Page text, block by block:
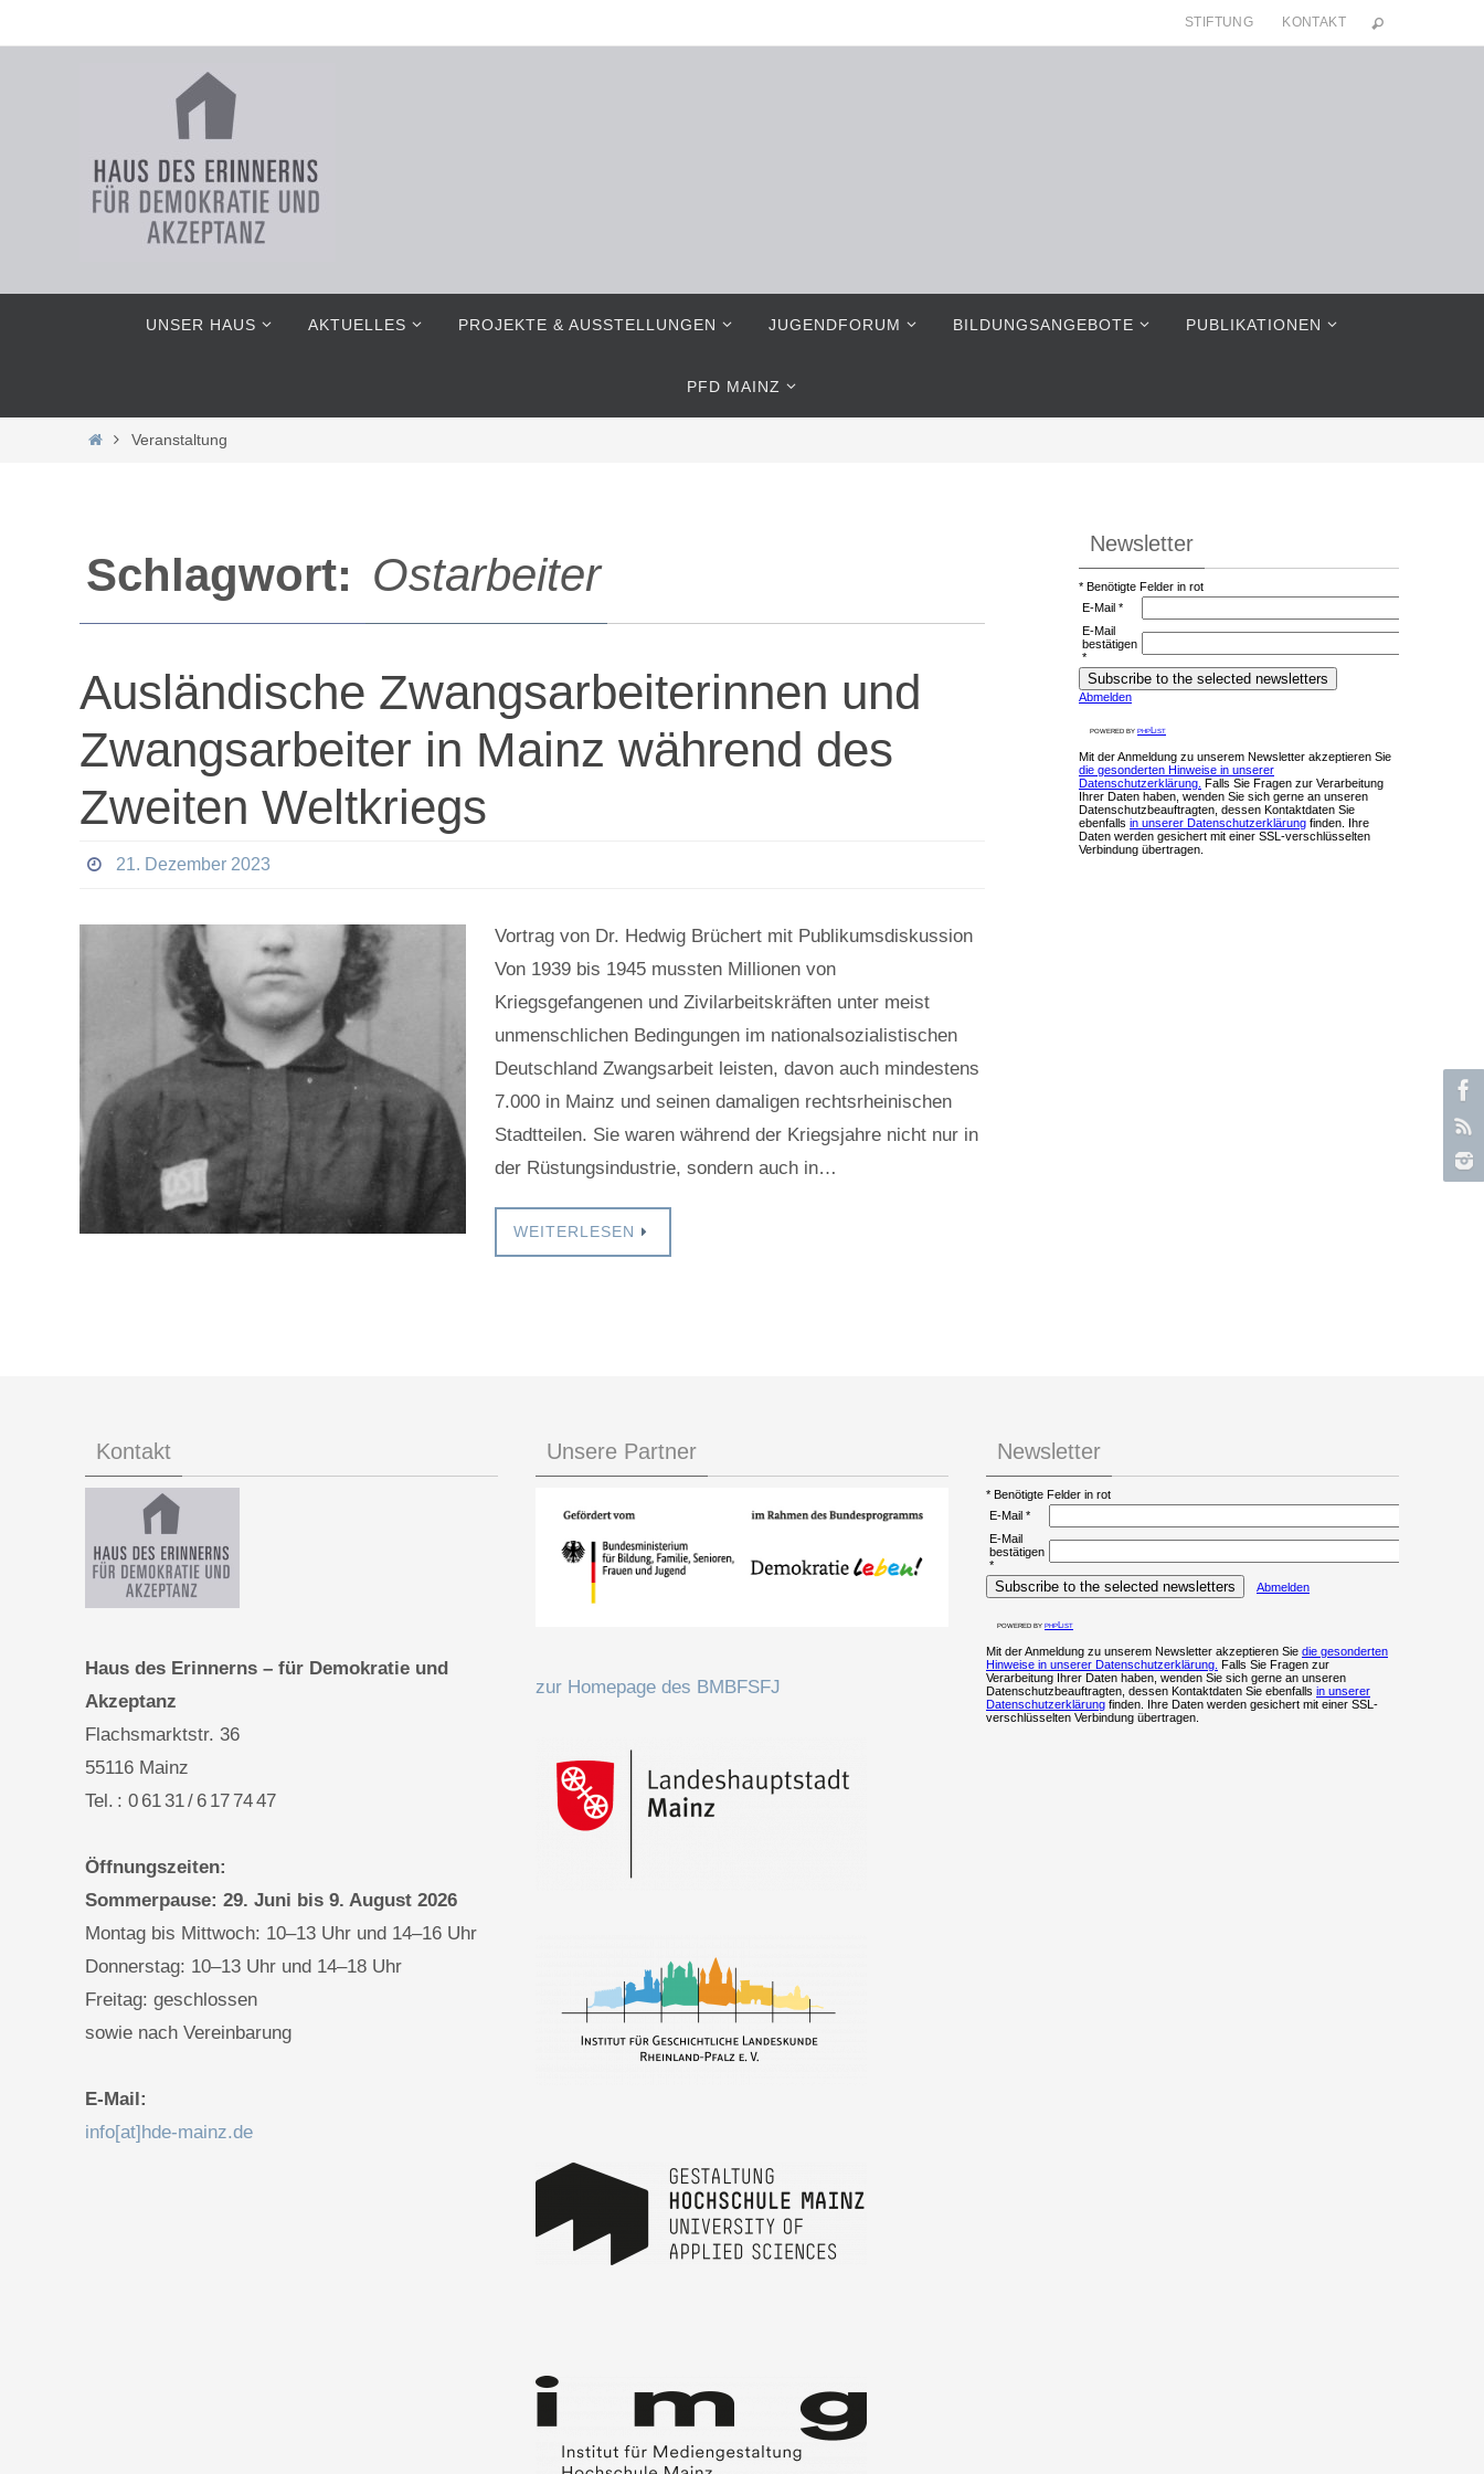
Inhalt
STIFTUNG KONTAKT
UNSER HAUS AKTUELLES PROJEKTE & AUSSTELLUNGEN JUGENDFORUM BILDUNGSANGEBOTE PUBLIKATIONEN
PFD MAINZ
HomeVeranstaltung
Schlagwort: Ostarbeiter
Ausländische Zwangsarbeiterinnen und
Zwangsarbeiter in Mainz während des
Zweiten Weltkriegs
21. Dezember 2023
Vortrag von Dr. Hedwig Brüchert mit Publikumsdiskussion
Von 1939 bis 1945 mussten Millionen von
Kriegsgefangenen und Zivilarbeitskräften unter meist
unmenschlichen Bedingungen im nationalsozialistischen
Deutschland Zwangsarbeit leisten, davon auch mindestens
7.000 in Mainz und seinen damaligen rechtsrheinischen
Stadtteilen. Sie waren während der Kriegsjahre nicht nur in
der Rüstungsindustrie, sondern auch in…
WEITERLESEN
Newsletter
Kontakt
Haus des Erinnerns – für Demokratie und
Akzeptanz
Flachsmarktstr. 36
55116 Mainz
Tel. : 0 61 31 / 6 17 74 47
Öffnungszeiten:
Sommerpause: 29. Juni bis 9. August 2026
Montag bis Mittwoch: 10–13 Uhr und 14–16 Uhr
Donnerstag: 10–13 Uhr und 14–18 Uhr
Freitag: geschlossen
sowie nach Vereinbarung
E-Mail:
info[at]hde-mainz.de
Unsere Partner
zur Homepage des BMBFSFJ
Newsletter